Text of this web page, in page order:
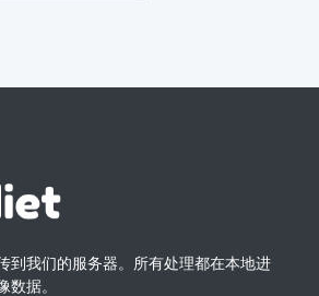
到我们的服务器。所有处理都在本地进
据。